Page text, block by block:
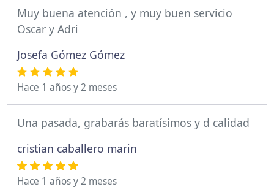
Muy buena atención , y muy buen servicio
Oscar y Adri
Josefa Gómez Gómez
Hace 1 años y 2 meses
Una pasada, grabarás baratísimos y d calidad
cristian caballero marin
Hace 1 años y 2 meses